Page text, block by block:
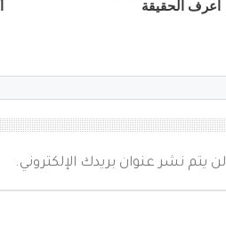
اعرف الحقيقة
لن يتم نشر عنوان بريدك الإلكتروني.